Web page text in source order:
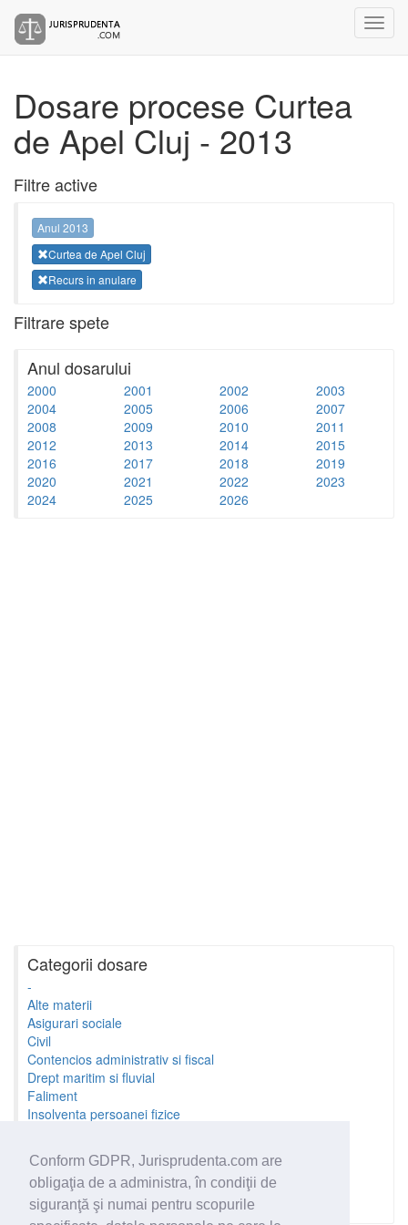
Conform GDPR, Jurisprudenta.com are
obligaţia de a administra, în condiţii de
siguranţă şi numai pentru scopurile
Dosare procese Curtea
de Apel Cluj - 2013
Filtre active
Anul 2013
Curtea de Apel Cluj
Recurs in anulare
Filtrare spete
Anul dosarului
2000 2001 2002
2003
2004
2005 2006
2007
2008
2009 2010
2011
2012
2013 2014
2015
2016
2017 2018
2019
2020
2021 2022
2023
2024
2025 2026
Categorii dosare
-
Alte materii
Asigurari sociale
Civil
Contencios administrativ si fiscal
Drept maritim si fluvial
Faliment
Insolventa persoanei fizice
Minori si familie
Penal
Proprietate Intelectuala